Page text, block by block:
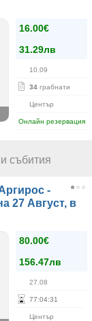
16.00€
31.29лв
10.09
34 грабнати
Център
Онлайн резервация
събития
-
27 Август, в
80.00€
156.47лв
27.08
77:04:30
Център